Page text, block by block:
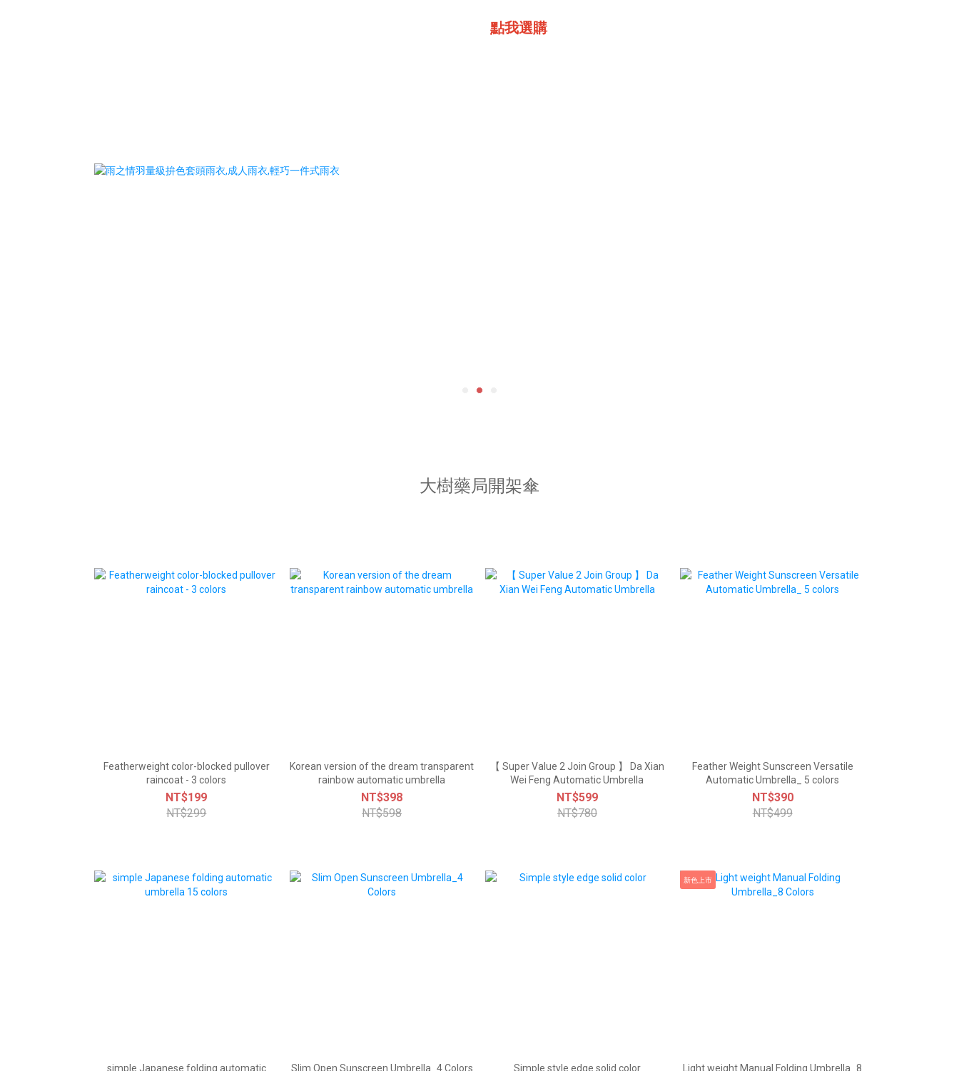
點我選購
大樹藥局開架傘
Featherweight color-blocked pullover
raincoat - 3 colors
NT$199
NT$299
Korean version of the dream transparent
rainbow automatic umbrella
NT$398
NT$598
【 Super Value 2 Join Group 】 Da Xian
Wei Feng Automatic Umbrella
NT$599
NT$780
Feather Weight Sunscreen Versatile
Automatic Umbrella_ 5 colors
NT$390
NT$499
simple Japanese folding automatic Slim Open Sunscreen Umbrella_4 Colors Simple style edge solid color
新色上市
Light weight Manual Folding Umbrella_8